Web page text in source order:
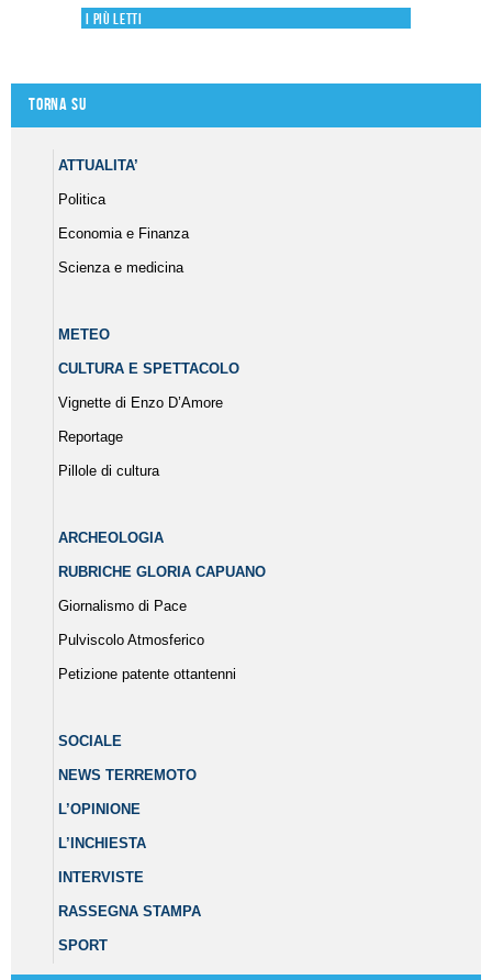
I più letti
Torna su
ATTUALITA’
Politica
Economia e Finanza
Scienza e medicina
METEO
CULTURA E SPETTACOLO
Vignette di Enzo D’Amore
Reportage
Pillole di cultura
ARCHEOLOGIA
RUBRICHE GLORIA CAPUANO
Giornalismo di Pace
Pulviscolo Atmosferico
Petizione patente ottantenni
SOCIALE
NEWS TERREMOTO
L’OPINIONE
L’INCHIESTA
INTERVISTE
RASSEGNA STAMPA
SPORT